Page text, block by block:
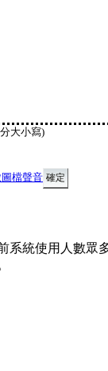
大小寫)
檔聲音
系統使用人數眾